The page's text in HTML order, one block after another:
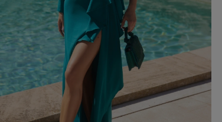
Z DŁUGIM RĘKAWEM
Z KRÓTKIM RĘKAWEM
NA RAMIĄCZKACH
BEZ RAMIĄCZEK
Kolor
CZARNE
BEŻOWE
BIAŁE